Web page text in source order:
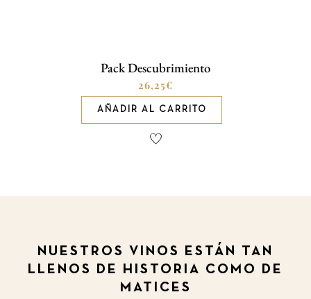
Pack Descubrimiento
26,25€
AÑADIR AL CARRITO
NUESTROS VINOS ESTÁN TAN
LLENOS DE HISTORIA COMO DE
MATICES